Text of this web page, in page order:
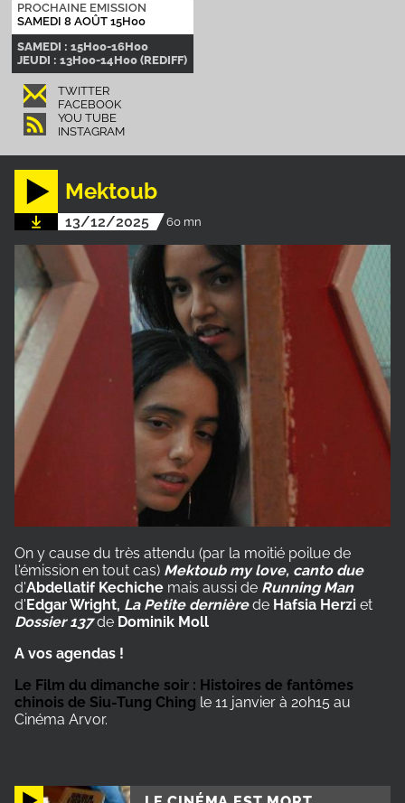
PROCHAINE EMISSION
SAMEDI 8 AOÛT 15H00
SAMEDI : 15H00-16H00
JEUDI : 13H00-14H00 (REDIFF)
TWITTER
FACEBOOK
YOU TUBE
INSTAGRAM
Mektoub
13/12/2025 60 mn
On y cause du très attendu (par la moitié poilue de
l'émission en tout cas) Mektoub my love, canto due
d'Abdellatif Kechiche mais aussi de Running Man
d' Edgar Wright, La Petite dernière de Hafsia Herzi et
Dossier 137de Dominik Moll
A vos agendas !
Le Film du dimanche soir : Histoires de fantômes
chinois de Siu-Tung Ching le 11 janvier à 20h15 au
Cinéma Arvor.